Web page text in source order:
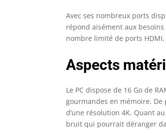
Avec ses nombreux ports
répond aisément aux
nombre limité de ports
Aspects
Le PC dispose de 16 Go de
gourmandes en mémoire.
d’une résolution 4K. Quant
bruit qui pourrait déranger